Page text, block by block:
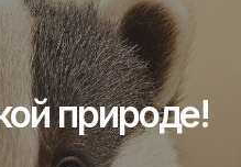
природе!